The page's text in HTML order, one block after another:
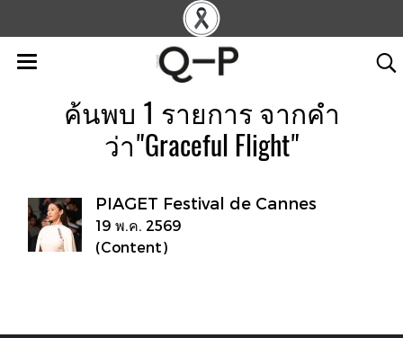
ค้นพบ 1 รายการ จากคำ
ว่า"Graceful Flight"
PIAGET Festival de Cannes
19 พ.ค. 2569
(Content)